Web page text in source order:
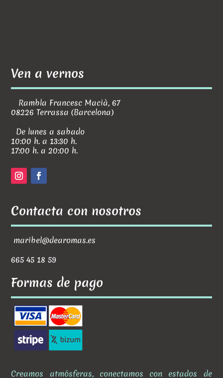
Ven a vernos
Rambla Francesc Macià, 67
08226 Terrassa (Barcelona)
De lunes a sabado
10:00 h. a 13:30 h.
17:00 h. a 20:00 h.
Contacta con nosotros
maribel@dearomas.es
665 45 18 59
Formas de pago
Creamos atmósferas, conectamos con estados de